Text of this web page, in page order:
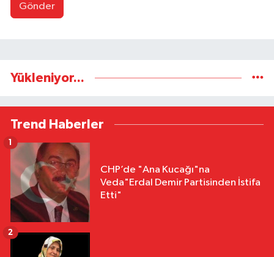
Gönder
Yükleniyor...
Trend Haberler
CHP’de "Ana Kucağı"na
Veda"Erdal Demir Partisinden İstifa
Etti"
1
2